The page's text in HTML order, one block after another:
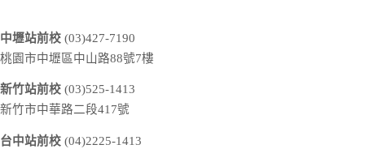
中壢站前校 (03)427-7190
桃園市中壢區中山路88號7樓
新竹站前校 (03)525-1413
新竹市中華路二段417號
台中站前校 (04)2225-1413